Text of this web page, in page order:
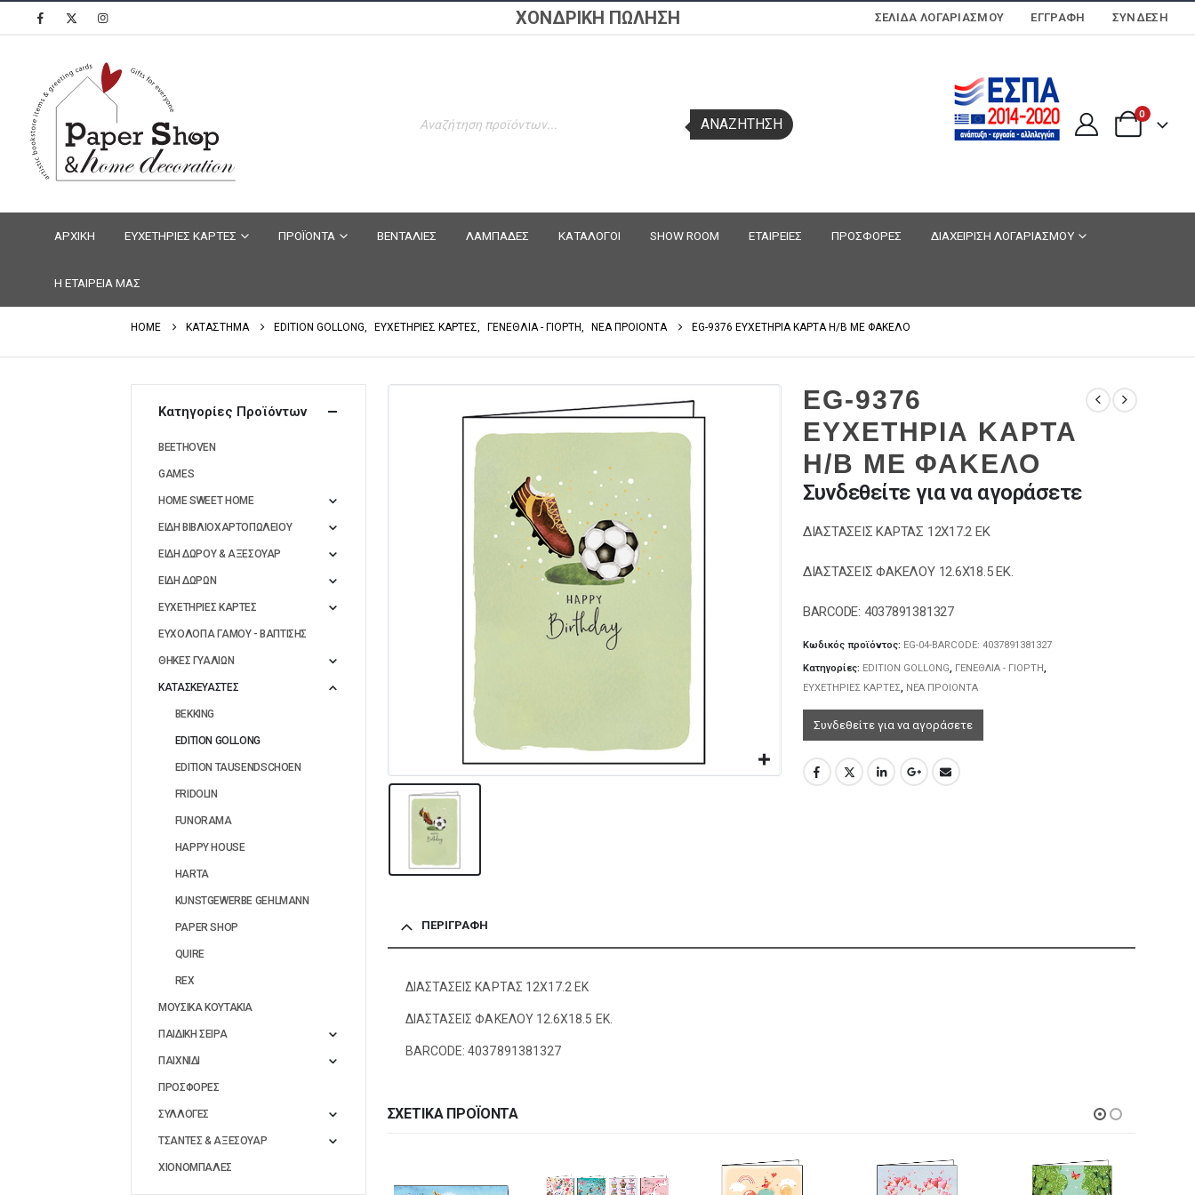
ΧΟΝΔΡΙΚΗ ΠΩΛΗΣΗ ΣΕΛΊΔΑ ΛΟΓΑΡΙΑΣΜΟΎ ΕΓΓΡΑΦΗ ΣΎΝΔΕΣΗ
search
ΑΝΑΖΉΤΗΣΗ
0
ΑΡΧΙΚΗ ΕΥΧΕΤΗΡΙΕΣ ΚΑΡΤΕΣ ΠΡΟΪΟΝΤΑ ΒΕΝΤΑΛΙΕΣ ΛΑΜΠΑΔΕΣ ΚΑΤΑΛΟΓΟΙ SHOW ROOM ΕΤΑΙΡΕΙΕΣ ΠΡΟΣΦΟΡΕΣ ΔΙΑΧΕΙΡΙΣΗ ΛΟΓΑΡΙΑΣΜΟΥ
Η ΕΤΑΙΡΕΙΑ ΜΑΣ
HOME ΚΑΤΑΣΤΗΜΑ EDITION GOLLONG, ΕΥΧΕΤΗΡΙΕΣ ΚΑΡΤΕΣ, ΓΕΝΕΘΛΙΑ - ΓΙΟΡΤΗ, ΝΕΑ ΠΡΟΙΟΝΤΑ EG-9376 ΕΥΧΕΤΗΡΙΑ ΚΑΡΤΑ H/B ΜΕ ΦΑΚΕΛΟ
EG-9376
ΕΥΧΕΤΗΡΙΑ ΚΑΡΤΑ
H/B ΜΕ ΦΑΚΕΛΟ
Συνδεθείτε για να αγοράσετε
ΔΙΑΣΤΑΣΕΙΣ ΚΑΡΤΑΣ 12Χ17.2 ΕΚ
ΔΙΑΣΤΑΣΕΙΣ ΦΑΚΕΛΟΥ 12.6Χ18.5 ΕΚ.
BARCODE: 4037891381327
Κωδικός προϊόντος: EG-04-BARCODE: 4037891381327
Κατηγορίες: EDITION GOLLONG ΓΕΝΕΘΛΙΑ - ΓΙΟΡΤΗ
ΕΥΧΕΤΗΡΙΕΣ ΚΑΡΤΕΣ
ΝΕΑ ΠΡΟΙΟΝΤΑ
Συνδεθείτε για να αγοράσετε
ΠΕΡΙΓΡΑΦΉ
ΔΙΑΣΤΑΣΕΙΣ ΚΑΡΤΑΣ 12Χ17.2 ΕΚ
ΔΙΑΣΤΑΣΕΙΣ ΦΑΚΕΛΟΥ 12.6Χ18.5 ΕΚ.
BARCODE: 4037891381327
ΣΧΕΤΙΚΆ ΠΡΟΪΌΝΤΑ
Κατηγορίες Προϊόντων
BEETHOVEN
GAMES
HOME SWEET HOME
ΕΙΔΗ ΒΙΒΛΙΟΧΑΡΤΟΠΩΛΕΙΟΥ
ΕΙΔΗ ΔΩΡΟΥ & ΑΞΕΣΟΥΑΡ
ΕΙΔΗ ΔΩΡΩΝ
ΕΥΧΕΤΗΡΙΕΣ ΚΑΡΤΕΣ
ΕΥΧΟΛΟΓΙΑ ΓΑΜΟΥ - ΒΑΠΤΙΣΗΣ
ΘΗΚΕΣ ΓΥΑΛΙΩΝ
ΚΑΤΑΣΚΕΥΑΣΤΕΣ
BEKKING
EDITION GOLLONG
EDITION TAUSENDSCHOEN
FRIDOLIN
FUNORAMA
HAPPY HOUSE
HARTA
KUNSTGEWERBE GEHLMANN
PAPER SHOP
QUIRE
REX
ΜΟΥΣΙΚΑ ΚΟΥΤΑΚΙΑ
ΠΑΙΔΙΚΗ ΣΕΙΡΑ
ΠΑΙΧΝΙΔΙ
ΠΡΟΣΦΟΡΕΣ
ΣΥΛΛΟΓΕΣ
ΤΣΑΝΤΕΣ & ΑΞΕΣΟΥΑΡ
ΧΙΟΝΟΜΠΑΛΕΣ